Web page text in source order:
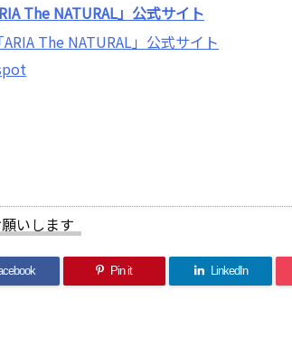
The NATURAL」公式サイト
いします
Pin it LinkedIn